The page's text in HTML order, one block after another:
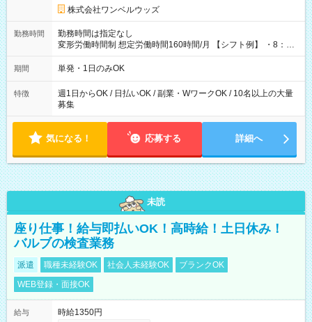
株式会社ワンベルウッズ
勤務時間
勤務時間は指定なし
変形労働時間制 想定労働時間160時間/月 【シフト例】 ・8：00
～21：00
期間 単発・1日のみOK
特徴
週1日からOK / 日払いOK / 副業・WワークOK / 10名以上の大量
募集
気になる！ 応募する 詳細へ
未読
座り仕事！給与即払いOK！高時給！土日休み！
バルブの検査業務
派遣 職種未経験OK 社会人未経験OK
ブランクOK
WEB登録・面接OK
給与
時給1350円